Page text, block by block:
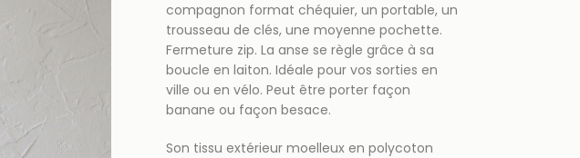
compagnon format chéquier, un portable, un
trousseau de clés, une moyenne pochette.
Fermeture zip. La anse se règle grâce à sa
boucle en laiton. Idéale pour vos sorties en
ville ou en vélo. Peut être porter façon
banane ou façon besace.
Son tissu extérieur moelleux en polycoton